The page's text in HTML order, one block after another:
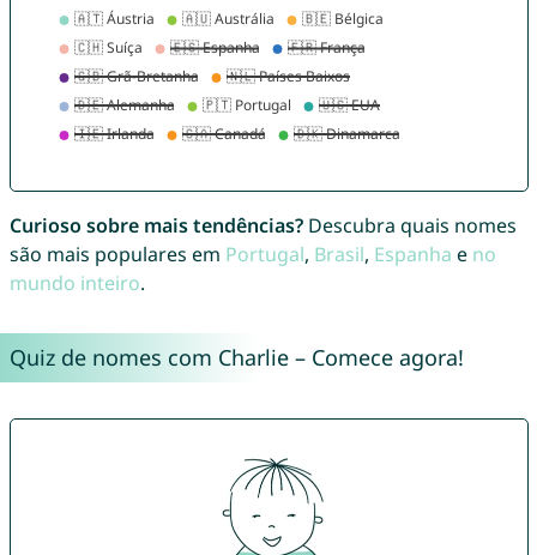
Curioso sobre mais tendências?Descubra quais nomes
são mais populares em Portugal, Brasil, Espanha e no
mundo inteiro.
Quiz de nomes com Charlie – Comece agora!